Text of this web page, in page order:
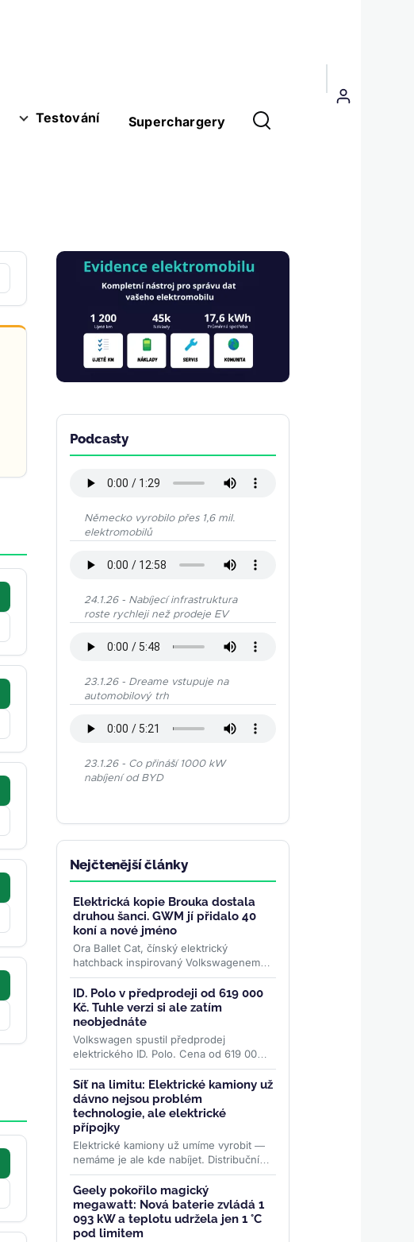
Testování Superchargery
Menu
uživatelského
Obrázek
Podcasty
Německo vyrobilo přes 1,6 mil.
elektromobilů
24.1.26 - Nabíjecí infrastruktura
roste rychleji než prodeje EV
23.1.26 - Dreame vstupuje na
automobilový trh
23.1.26 - Co přináší 1000 kW
nabíjení od BYD
Nejčtenější články
Elektrická kopie Brouka dostala
druhou šanci. GWM jí přidalo 40
koní a nové jméno
Ora Ballet Cat, čínský elektrický
hatchback inspirovaný Volkswagenem
Beetle, se stal jedním z největších
propadáků značky GWM. Za čtyři...>>
ID. Polo v předprodeji od 619 000
Kč. Tuhle verzi si ale zatím
neobjednáte
Volkswagen spustil předprodej
elektrického ID. Polo. Cena od 619 000
Kč patří verzi Trend, kterou ceník sám
označuje jako „již brzy"....>>
Síť na limitu: Elektrické kamiony už
dávno nejsou problém
technologie, ale elektrické
přípojky
Elektrické kamiony už umíme vyrobit —
nemáme je ale kde nabíjet. Distribuční
síť je největší brzdou elektrifikace
nákladní dopravy....>>
Geely pokořilo magický
megawatt: Nová baterie zvládá 1
093 kW a teplotu udržela jen 1 °C
pod limitem